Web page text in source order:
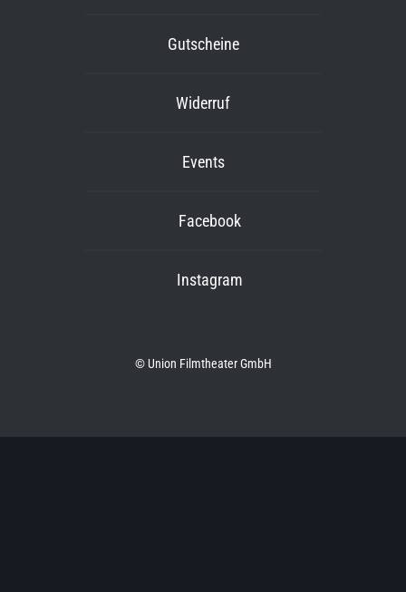
Gutscheine
Widerruf
Events
Facebook
Instagram
© Union Filmtheater GmbH